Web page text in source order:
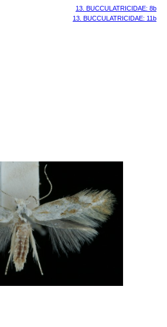
13. BUCCULATRICIDAE: 8b
13. BUCCULATRICIDAE: 11b